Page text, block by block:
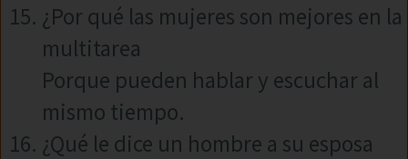
¿Por qué las mujeres son mejores en la
multitarea
Porque pueden hablar y escuchar al
mismo tiempo.
¿Qué le dice un hombre a su esposa